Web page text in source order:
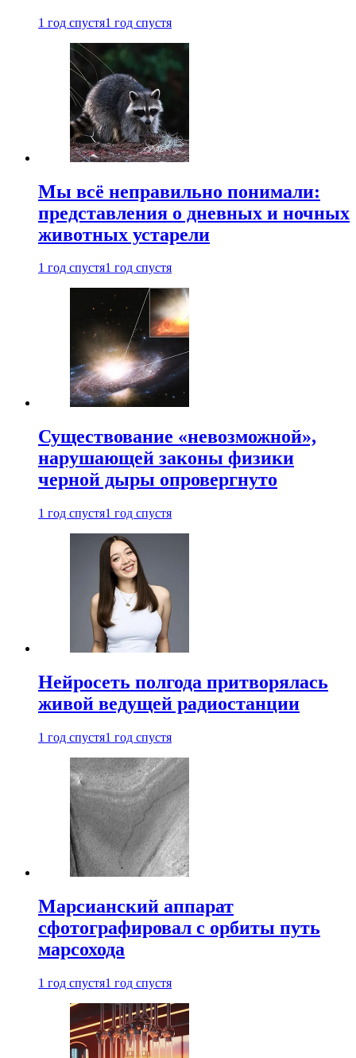
1 год спустя1 год спустя
Мы всё неправильно понимали:
представления о дневных и ночных
животных устарели
1 год спустя1 год спустя
Существование «невозможной»,
нарушающей законы физики
черной дыры опровергнуто
1 год спустя1 год спустя
Нейросеть полгода притворялась
живой ведущей радиостанции
1 год спустя1 год спустя
Марсианский аппарат
сфотографировал с орбиты путь
марсохода
1 год спустя1 год спустя